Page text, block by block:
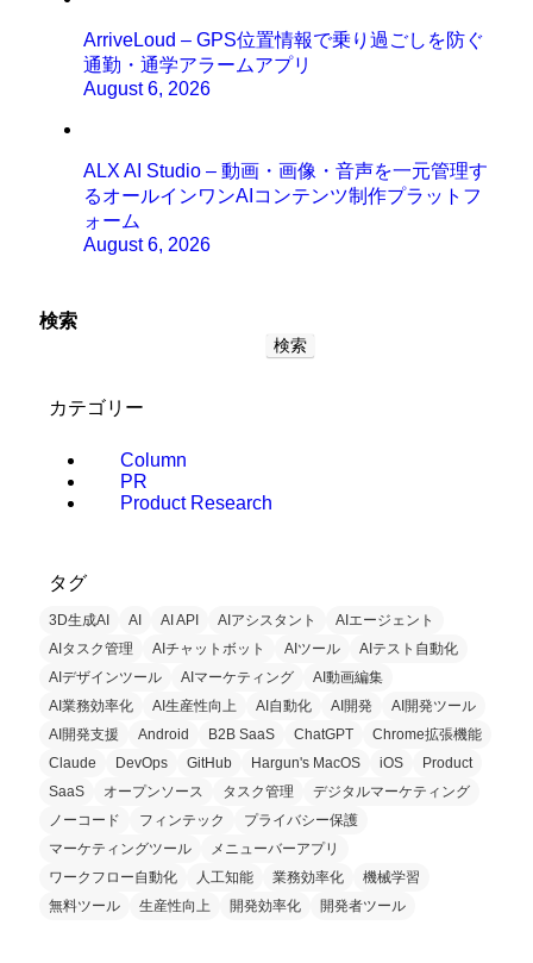
ArriveLoud – GPS位置情報で乗り過ごしを防ぐ
通勤・通学アラームアプリ
August 6, 2026
ALX AI Studio – 動画・画像・音声を一元管理す
るオールインワンAIコンテンツ制作プラットフ
ォーム
August 6, 2026
検索
検索
カテゴリー
Column
PR
Product Research
タグ
3D生成AI AI AI API AIアシスタント
AIエージェント
AIタスク管理
AIチャットボット AIツール
AIテスト自動化
AIデザインツール
AIマーケティング
AI動画編集
AI業務効率化
AI生産性向上 AI自動化 AI開発
AI開発ツール
AI開発支援
Android B2B SaaS ChatGPT
Chrome拡張機能
Claude
DevOps GitHub Hargun's MacOS iOS
Product
SaaS
オープンソース タスク管理
デジタルマーケティング
ノーコード
フィンテック
プライバシー保護
マーケティングツール
メニューバーアプリ
ワークフロー自動化
人工知能 業務効率化
機械学習
無料ツール
生産性向上 開発効率化 開発者ツール